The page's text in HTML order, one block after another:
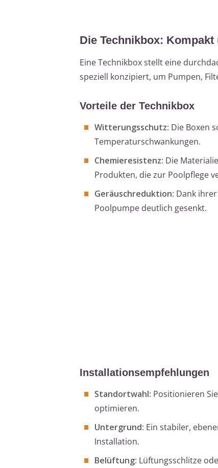
Die Technikbox:
Eine Technikbox stellt eine
speziell konzipiert, um Pumpen,
Vorteile der Technikbox
Witterungsschutz: Die Boxen
Temperaturschwankungen.
Chemieresistenz: Die
Produkten, die zur Poolpflege
Geräuschreduktion: Dank
Poolpumpe deutlich gesenkt.
Installationsempfehlungen
Standortwahl: Positionieren
optimieren.
Untergrund: Ein stabiler,
Installation.
Belüftung: Lüftungsschlitze